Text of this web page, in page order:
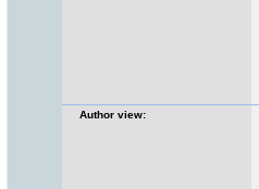
Author view: